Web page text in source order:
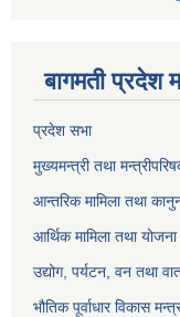
बागमती प्रदेश
प्रदेश सभा
मुख्यमन्त्री तथा
आन्तरिक मामिला तथा
आर्थिक मामिला तथा
उद्योग, पर्यटन, वन तथा
भौतिक पूर्वाधार विकास